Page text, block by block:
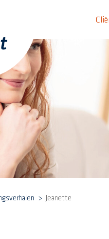
Jeanette